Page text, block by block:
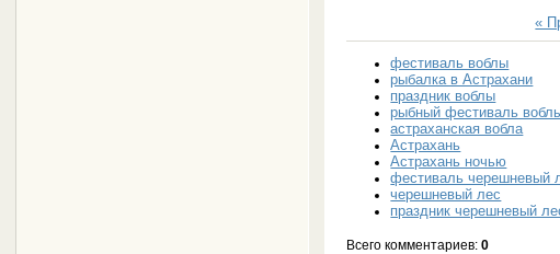
«
фестиваль воблы
рыбалка в Астрахани
праздник воблы
рыбный фестиваль
астраханская вобла
Астрахань
Астрахань ночью
фестиваль черешневый
черешневый лес
праздник черешневый
Всего комментариев:0